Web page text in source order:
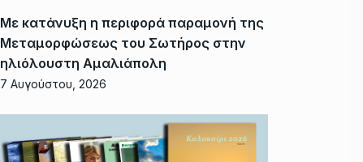
Με κατάνυξη η περιφορά παραμονή της
Μεταμορφώσεως του Σωτήρος στην
ηλιόλουστη Αμαλιάπολη
7 Αυγούστου, 2026